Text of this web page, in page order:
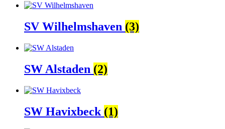
SV Wilhelmshaven (3)
SW Alstaden (2)
SW Havixbeck (1)